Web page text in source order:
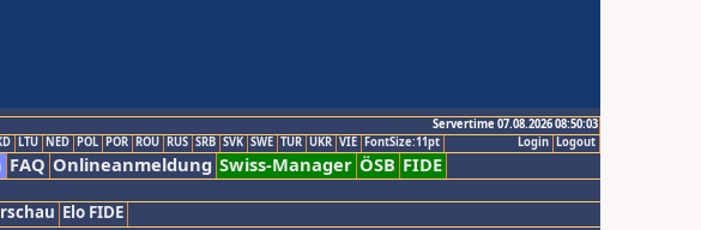
Servertime 07.08.2026 08:50:03
Logout
Login
LTU NED POL POR ROU RUS SRB SVK SWE TUR UKR VIE FontSize:11pt
FAQ Onlineanmeldung Swiss-Manager ÖSB FIDE
Elo FIDE